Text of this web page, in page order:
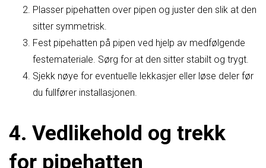
Plasser pipehatten over pipen og juster den slik at den
sitter symmetrisk.
Fest pipehatten på pipen ved hjelp av medfølgende
festemateriale. Sørg for at den sitter stabilt og trygt.
Sjekk nøye for eventuelle lekkasjer eller løse deler før
du fullfører installasjonen.
4. Vedlikehold og trekk
for pipehatten